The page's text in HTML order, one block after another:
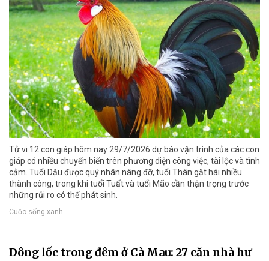
Tử vi 12 con giáp hôm nay 29/7/2026 dự báo vận trình của các con
giáp có nhiều chuyển biến trên phương diện công việc, tài lộc và tình
cảm. Tuổi Dậu được quý nhân nâng đỡ, tuổi Thân gặt hái nhiều
thành công, trong khi tuổi Tuất và tuổi Mão cần thận trọng trước
những rủi ro có thể phát sinh.
Cuộc sống xanh
Dông lốc trong đêm ở Cà Mau: 27 căn nhà hư